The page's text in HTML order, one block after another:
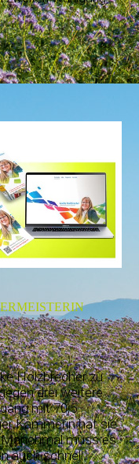
Holzbrecher zu
drei weitere
mit 70,5
Kämmerin hat sie
muss es
auch schnell.